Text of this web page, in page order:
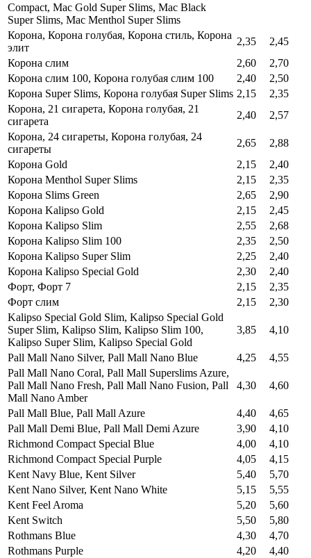
Compact, Mac Gold Super Slims, Mac Black
Super Slims, Mac Menthol Super Slims
Корона, Корона голубая, Корона стиль, Корона
элит
2,35
2,45
Корона слим
2,60
2,70
Корона слим 100, Корона голубая слим 100
2,40
2,50
Корона Super Slims, Корона голубая Super Slims 2,15
2,35
Корона, 21 сигарета, Корона голубая, 21
сигарета
2,40
2,57
Корона, 24 сигареты, Корона голубая, 24
сигареты
2,65
2,88
Корона Gold
2,15
2,40
Корона Menthol Super Slims
2,15
2,35
Корона Slims Green
2,65
2,90
Корона Kalipso Gold
2,15
2,45
Корона Kalipso Slim
2,55
2,68
Корона Kalipso Slim 100
2,35
2,50
Корона Kalipso Super Slim
2,25
2,40
Корона Kalipso Special Gold
2,30
2,40
Форт, Форт 7
2,15
2,35
Форт слим
2,15
2,30
Kalipso Special Gold Slim, Kalipso Special Gold
Super Slim, Kalipso Slim, Kalipso Slim 100,
Kalipso Super Slim, Kalipso Special Gold
3,85 4,10
Pall Mall Nano Silver, Pall Mall Nano Blue 4,25
4,55
Pall Mall Nano Coral, Pall Mall Superslims Azure,
Pall Mall Nano Fresh, Pall Mall Nano Fusion, Pall
Mall Nano Amber
4,30 4,60
Pall Mall Blue, Pall Mall Azure 4,40
4,65
Pall Mall Demi Blue, Pall Mall Demi Azure
3,90
4,10
Richmond Compact Special Blue
4,00
4,10
Richmond Compact Special Purple
4,05
4,15
Kent Navy Blue, Kent Silver
5,40
5,70
Kent Nano Silver, Kent Nano White
5,15
5,55
Kent Feel Aroma
5,20
5,60
Kent Switch
5,50
5,80
Rothmans Blue
4,30
4,70
Rothmans Purple
4,20
4,40